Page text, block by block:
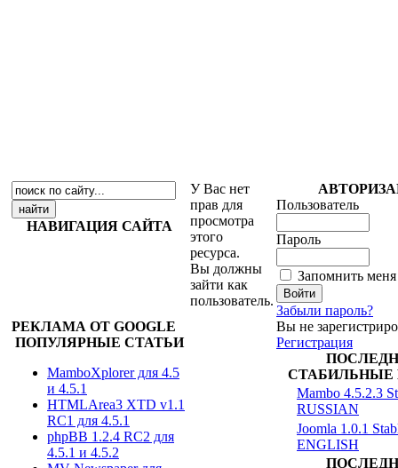
НАВИГАЦИЯ САЙТА
РЕКЛАМА ОТ GOOGLE
ПОПУЛЯРНЫЕ СТАТЬИ
MamboXplorer для 4.5
и 4.5.1
HTMLArea3 XTD v1.1
RC1 для 4.5.1
phpBB 1.2.4 RC2 для
4.5.1 и 4.5.2
У Вас нет
прав для
просмотра
этого
ресурса.
Вы должны
зайти как
пользователь.
Пользователь
Пароль
Запомнить меня
Забыли пароль?
Вы не
Регистрация
СТАБИЛЬНЫЕ
Mambo 4.5.2.3
RUSSIAN
Joomla 1.0.1
ENGLISH